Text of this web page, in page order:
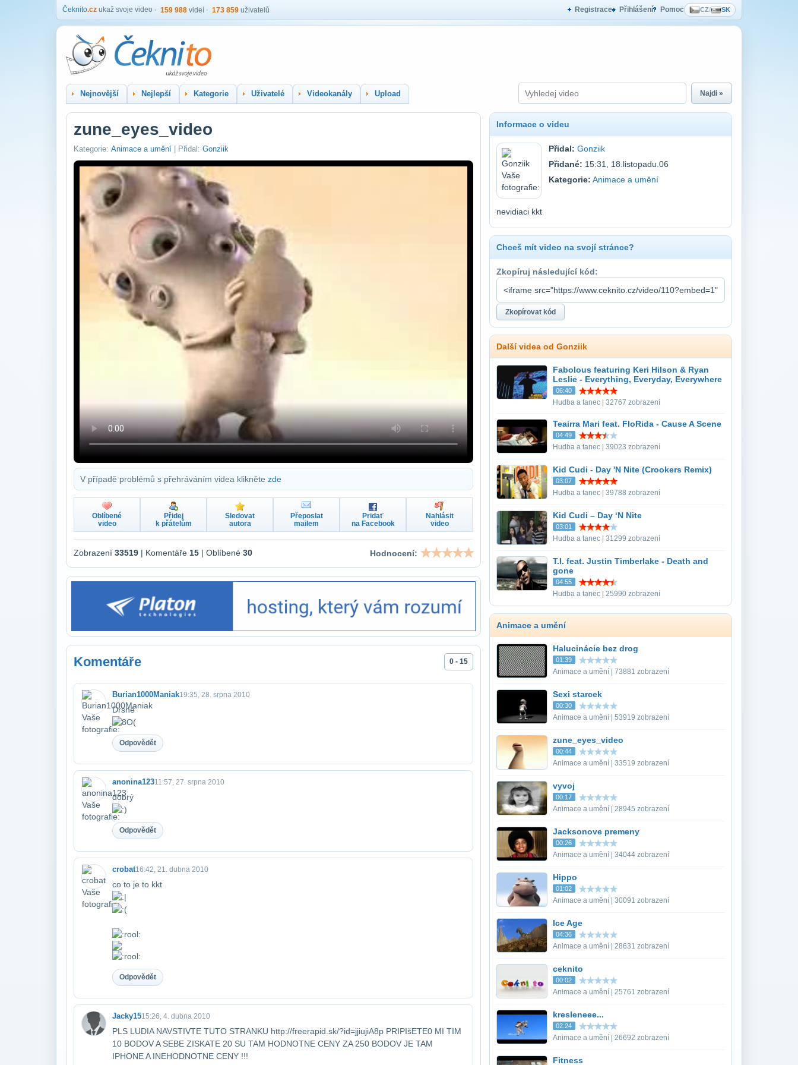
Čeknito.cz ukaž svoje video 159 988 videí 173 859 uživatelů Registrace Přihlášení Pomoc CZ/ SK
Nejnovější Nejlepší Kategorie Uživatelé Videokanály Upload Najdi »
zune_eyes_video
Kategorie: Animace a umění | Přidal: Gonziik
V případě problémů s přehráváním videa klikněte zde
Oblíbené
video
Přidej
k přátelům
Sledovat
autora
Přeposlat
mailem
Pridať
na Facebook
Nahlásit
video
Zobrazení 33519 | Komentáře 15 | Oblíbené 30 Hodnocení:
Komentáře 0 - 15
Burian1000Maniak19:35, 28. srpna 2010
Drsné
Odpovědět
anonina12311:57, 27. srpna 2010
dobrý
Odpovědět
crobat16:42, 21. dubna 2010
co to je to kkt
Odpovědět
Jacky1515:26, 4. dubna 2010
PLS LUDIA NAVSTIVTE TUTO STRANKU http://freerapid.sk/?id=jjiujiA8p PRIPIšETE0 MI TIM​
10 BODOV A SEBE ZISKATE 20 SU TAM HODNOTNE CENY ZA 250 BODOV JE TAM
IPHONE A INE​HODNOTNE CENY !!!
Informace o videu
Přidal: Gonziik
Přidané: 15:31, 18.listopadu.06
Kategorie: Animace a umění
nevidiaci kkt
Chceš mít video na svojí stránce?
Zkopíruj následující kód:
Další videa od Gonziik
Fabolous featuring Keri Hilson & Ryan
Leslie - Everything, Everyday, Everywhere
06:40
Hudba a tanec | 32767 zobrazení
Teairra Mari feat. FloRida - Cause A Scene
04:49
Hudba a tanec | 39023 zobrazení
Kid Cudi - Day 'N Nite (Crookers Remix)
03:07
Hudba a tanec | 39788 zobrazení
Kid Cudi – Day ‘N Nite
03:01
Hudba a tanec | 31299 zobrazení
T.I. feat. Justin Timberlake - Death and
gone
04:55
Hudba a tanec | 25990 zobrazení
Animace a umění
Halucinácie bez drog
01:39
Animace a umění | 73881 zobrazení
Sexi starcek
00:30
Animace a umění | 53919 zobrazení
zune_eyes_video
00:44
Animace a umění | 33519 zobrazení
vyvoj
00:17
Animace a umění | 28945 zobrazení
Jacksonove premeny
00:26
Animace a umění | 34044 zobrazení
Hippo
01:02
Animace a umění | 30091 zobrazení
Ice Age
04:36
Animace a umění | 28631 zobrazení
ceknito
00:02
Animace a umění | 25761 zobrazení
kresleneee...
02:24
Animace a umění | 26692 zobrazení
Fitness